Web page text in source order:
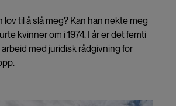
lov til å slå meg? Kan han nekte meg
kvinner om i 1974. I år er det femti
med juridisk rådgivning for